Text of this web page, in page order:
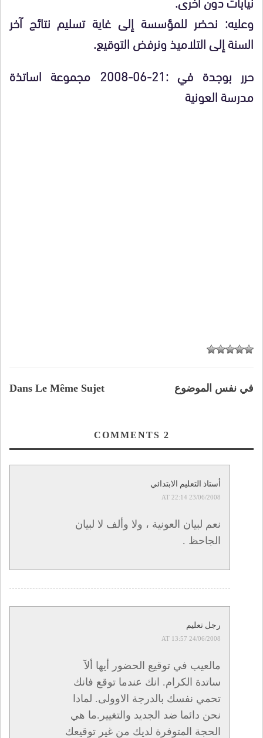
وعليه: نحضر للمؤسسة إلى غاية تسليم نتائج آخر
السنة إلى التلاميذ ونرفض التوقيع.
حرر بوجدة في :21-06-2008 مجموعة اساتذة
مدرسة العونية
Dans Le Même Sujet في نفس الموضوع
2
أستاذ التعليم الابتدائي
23/06/2008 AT 22:14
نعم لبيان العونية ، ولا وألف لا لبيان
الجاحظ .
رجل تعليم
24/06/2008 AT 13:57
مالعيب في توقيع الحضور أيها ألآ
ساتدة الكرام. انك عندما توقع فانك
تحمي نفسك بالدرجة الاوولى. لمادا
نحن دائما ضد الجديد والتغيير.ما هي
الحجة المتوفرة لديك من غير توقيعك